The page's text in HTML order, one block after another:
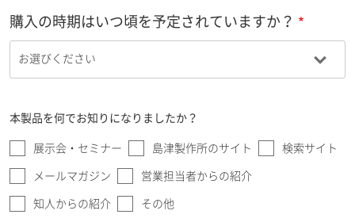
購入の時期はいつ頃を予定されていますか？
本製品を何でお知りになりましたか？
展示会・セミナー 島津製作所のサイト 検索サイト
メールマガジン 営業担当者からの紹介
知人からの紹介 その他